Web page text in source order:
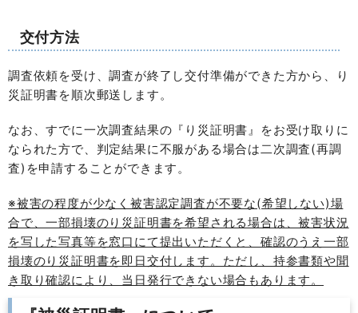
交付方法
調査依頼を受け、調査が終了し交付準備ができた方から、り
災証明書を順次郵送します。
なお、すでに一次調査結果の『り災証明書』をお受け取りに
なられた方で、判定結果に不服がある場合は二次調査(再調
査)を申請することができます。
※被害の程度が少なく被害認定調査が不要な(希望しない)場
合で、一部損壊のり災証明書を希望される場合は、被害状況
を写した写真等を窓口にて提出いただくと、確認のうえ一部
損壊のり災証明書を即日交付します。ただし、持参書類や聞
き取り確認により、当日発行できない場合もあります。